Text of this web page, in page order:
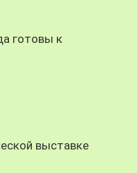
готовы к
выставке